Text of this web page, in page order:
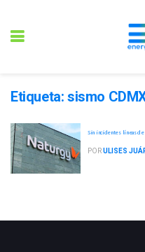
Etiqueta: sismo
Sin incidentes líneas de
PORULISES